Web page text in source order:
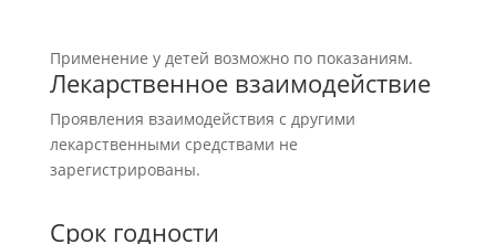
Применение у детей возможно по показаниям.
Лекарственное взаимодействие
Проявления взаимодействия с другими
лекарственными средствами не
зарегистрированы.
Срок годности